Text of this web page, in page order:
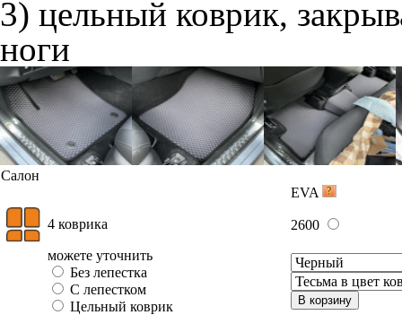
3) цельный коврик,
ноги
Салон
EVA
4 коврика
2600
можете уточнить
Без лепестка
С лепестком
Цельный коврик
В корзину